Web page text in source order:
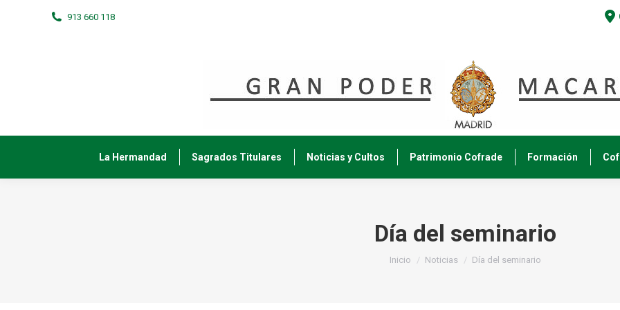
913 660 118
La Hermandad Sagrados Titulares Noticias y Cultos Patrimonio Cofrade Formación
Día del seminario
Estás aquí:
Inicio Noticias Día del seminario